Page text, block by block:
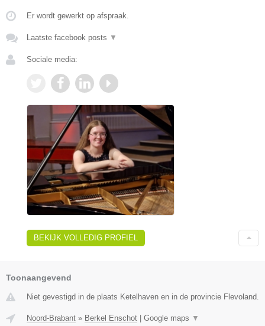
Er wordt gewerkt op afspraak.
Laatste facebook posts ▼
Sociale media:
BEKIJK VOLLEDIG PROFIEL
Toonaangevend
Niet gevestigd in de plaats Ketelhaven en in de provincie Flevoland.
Noord-Brabant » Berkel Enschot | Google maps ▼